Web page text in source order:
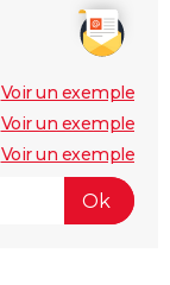
Voir un exemple
Voir un exemple
Voir un exemple